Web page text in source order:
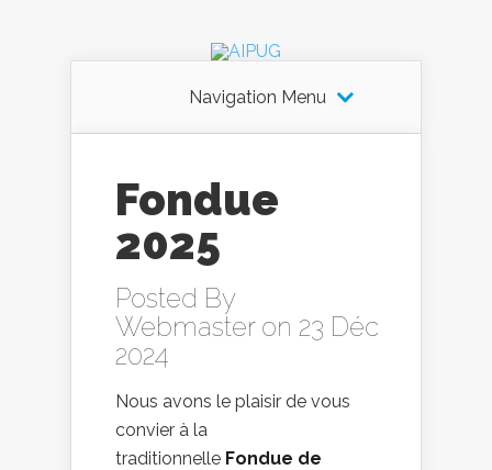
Navigation Menu
Fondue
2025
Posted By
Webmasteron 23 Déc
2024
Nous avons le plaisir de vous
convier à la
traditionnelle Fondue de